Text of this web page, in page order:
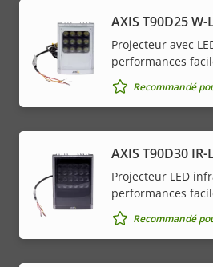
AXIS T90D25 W-
Projecteur avec
performances
Recommandé
AXIS T90D30 IR-
Projecteur LED
performances
Recommandé